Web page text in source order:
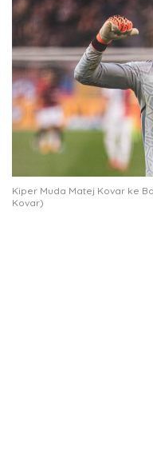
Kiper Muda Matej Kovar ke
Kovar)